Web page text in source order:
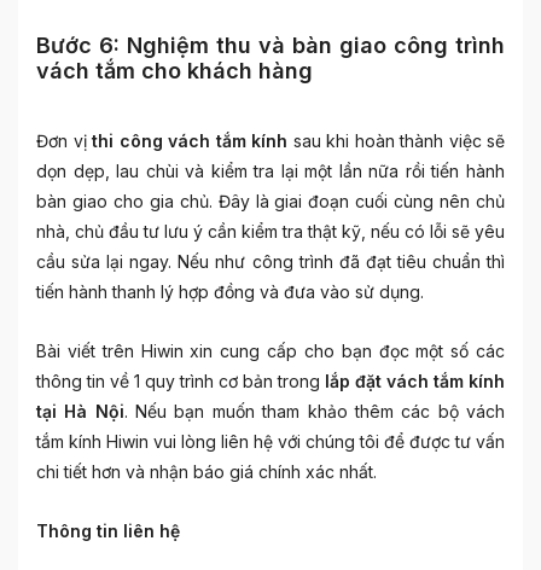
Bước 6: Nghiệm thu và bàn giao công trình
vách tắm cho khách hàng
Đơn vị thi công vách tắm kính sau khi hoàn thành việc sẽ
dọn dẹp, lau chùi và kiểm tra lại một lần nữa rồi tiến hành
bàn giao cho gia chủ. Đây là giai đoạn cuối cùng nên chủ
nhà, chủ đầu tư lưu ý cần kiểm tra thật kỹ, nếu có lỗi sẽ yêu
cầu sửa lại ngay. Nếu như công trình đã đạt tiêu chuẩn thì
tiến hành thanh lý hợp đồng và đưa vào sử dụng.
Bài viết trên Hiwin xin cung cấp cho bạn đọc một số các
thông tin về 1 quy trình cơ bản trong lắp đặt vách tắm kính
tại Hà Nội. Nếu bạn muốn tham khảo thêm các bộ vách
tắm kính Hiwin vui lòng liên hệ với chúng tôi để được tư vấn
chi tiết hơn và nhận báo giá chính xác nhất.
Thông tin liên hệ